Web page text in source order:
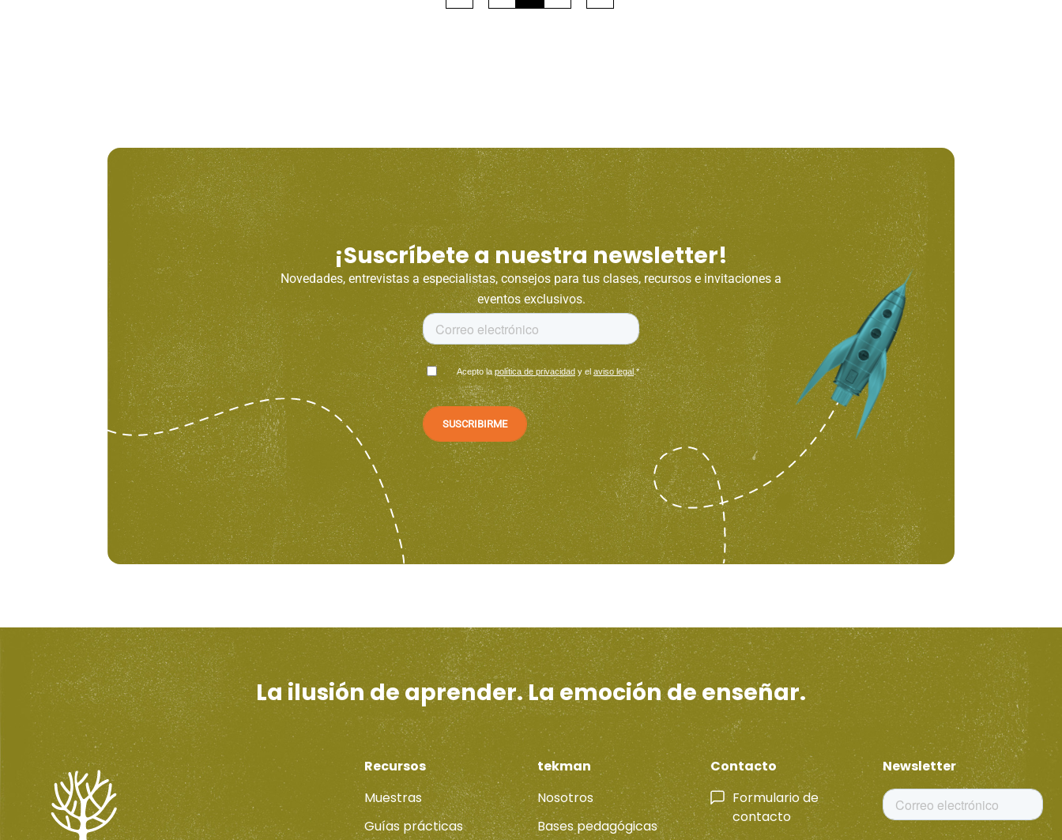
¡Suscríbete a nuestra newsletter!
Novedades, entrevistas a especialistas, consejos para tus clases, recursos e invitaciones a
eventos exclusivos.
Acepto lapolítica de privacidad y el aviso legal.*
La ilusión de aprender. La emoción de enseñar.
Recursos
Muestras
Guías prácticas
tekman
Nosotros
Bases pedagógicas
Contacto
Formulario de
contacto
Newsletter